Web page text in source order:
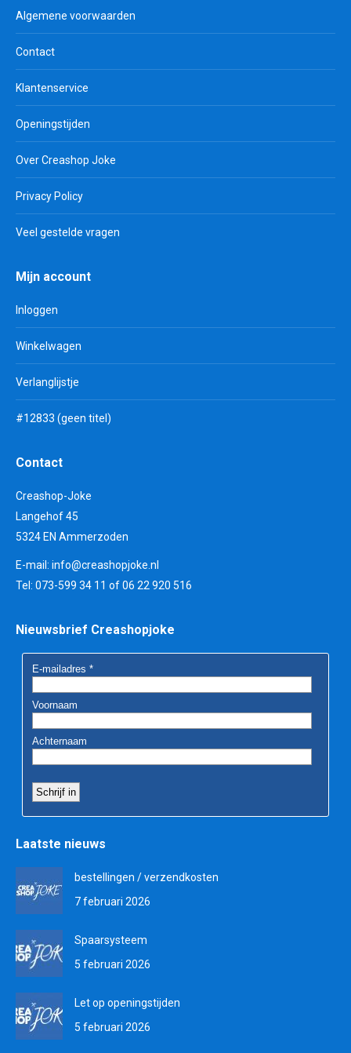
Algemene voorwaarden
Contact
Klantenservice
Openingstijden
Over Creashop Joke
Privacy Policy
Veel gestelde vragen
Mijn account
Inloggen
Winkelwagen
Verlanglijstje
#12833 (geen titel)
Contact
Creashop-Joke
Langehof 45
5324 EN Ammerzoden
E-mail: info@creashopjoke.nl
Tel: 073-599 34 11 of 06 22 920 516
Nieuwsbrief Creashopjoke
Laatste nieuws
bestellingen / verzendkosten
7 februari 2026
Spaarsysteem
5 februari 2026
Let op openingstijden
5 februari 2026